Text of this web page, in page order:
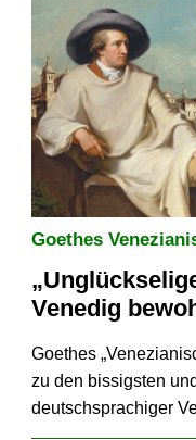
Goethes
Venedig
Goethes
zu den bissigsten
deutschsprachiger